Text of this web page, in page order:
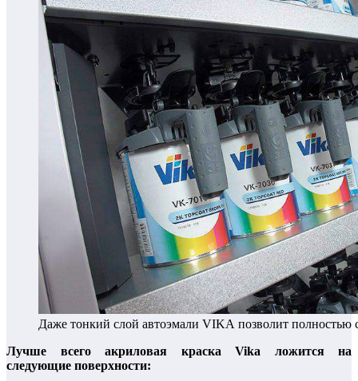
Даже тонкий слой автоэмали VIKA позволит полностью
Лучше всего акриловая краска Vika ложится на
следующие поверхности: